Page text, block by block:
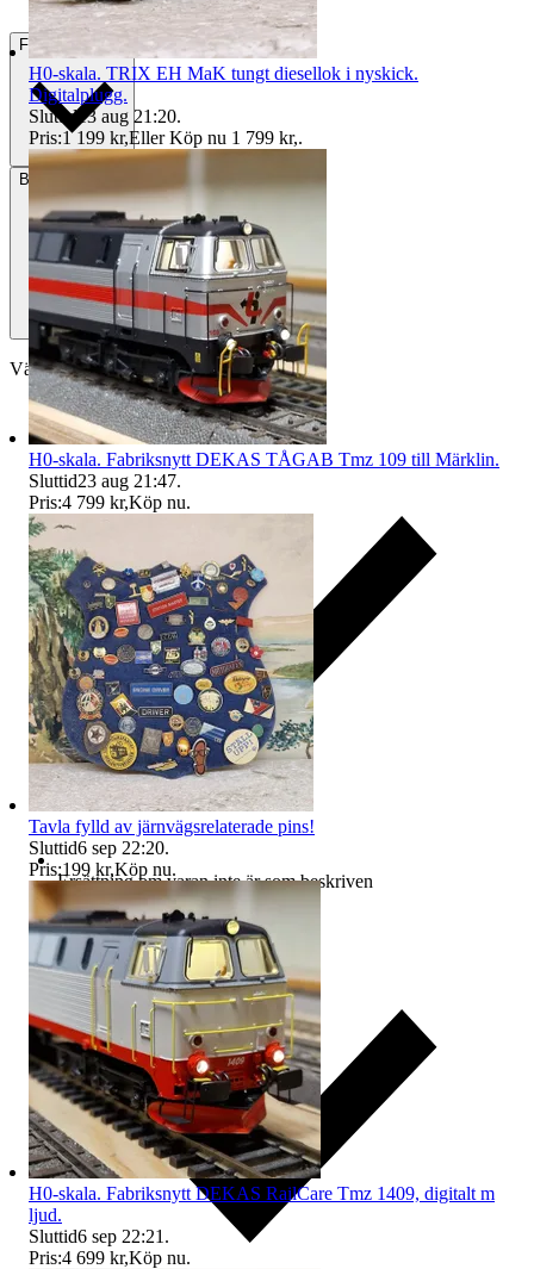
Frakt Från 59 kr
Betalning
Välj till köparskydd
Ersättning om varan inte är som beskriven
H0-skala. TRIX EH MaK tungt diesellok i nyskick.
Digitalplugg.
Sluttid13 aug 21:20.
Pris:1 199 kr,Eller Köp nu 1 799 kr,.
H0-skala. Fabriksnytt DEKAS TÅGAB Tmz 109 till Märklin.
Sluttid23 aug 21:47.
Pris:4 799 kr,Köp nu.
Tavla fylld av järnvägsrelaterade pins!
Sluttid6 sep 22:20.
Pris:199 kr,Köp nu.
H0-skala. Fabriksnytt DEKAS RailCare Tmz 1409, digitalt m
ljud.
Sluttid6 sep 22:21 .
Pris:4 699 kr,Köp nu.